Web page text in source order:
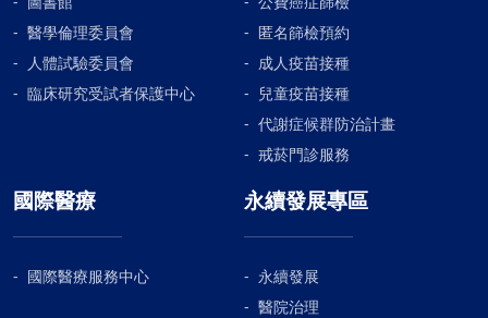
醫學倫理委員會
人體試驗委員會
臨床研究受試者保護中心
匿名篩檢預約
成人疫苗接種
兒童疫苗接種
代謝症候群防治計畫
戒菸門診服務
國際醫療
國際醫療服務中心
永續發展專區
永續發展
醫院治理